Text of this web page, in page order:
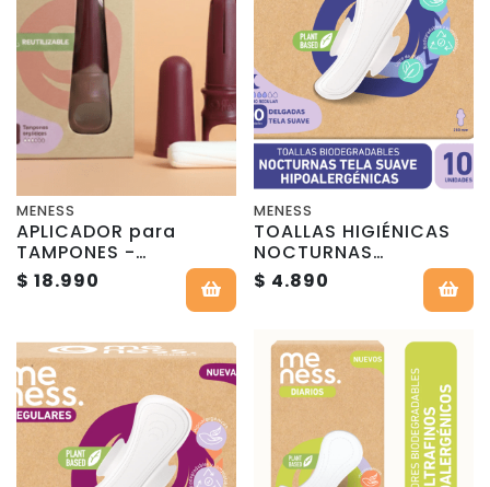
MENESS
APLICADOR para
TAMPONES -
REUTILIZABLE - MeNess
Concept
$ 18.990
MENESS
TOALLAS HIGIÉNICAS
NOCTURNAS
BIODEGRADABLES - 10
Un - MeNess Concept
$ 4.890